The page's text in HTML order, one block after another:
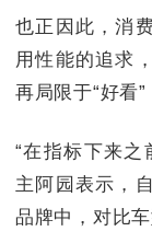
也正因此，消
用性能的追求
再局限于“好看
“在指标下来之
主阿园表示，
品牌中，对比车